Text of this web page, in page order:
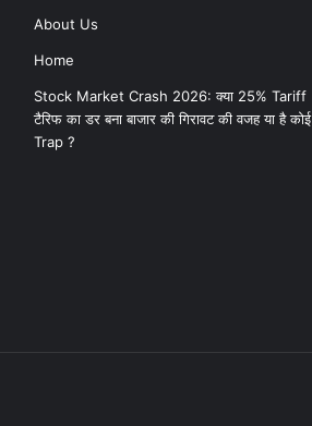
About Us
Home
Stock Market Crash 2026: क्या 25% Tariff
टैरिफ का डर बना बाजार की गिरावट की वजह या है कोई
Trap ?